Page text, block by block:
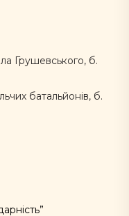
Грушевського, б.
батальйонів, б.